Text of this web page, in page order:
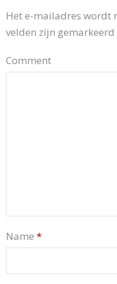
Het e-mailadres wordt
velden zijn
Comment
Name *